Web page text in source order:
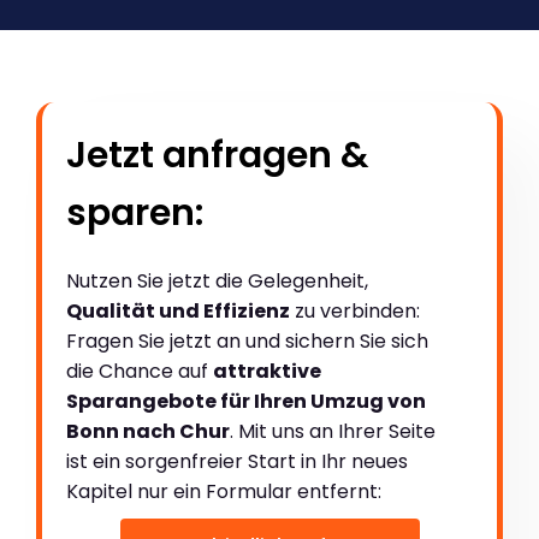
Jetzt anfragen &
sparen:
Nutzen Sie jetzt die Gelegenheit,
Qualität und Effizienz zu verbinden:
Fragen Sie jetzt an und sichern Sie sich
die Chance auf attraktive
Sparangebote für Ihren Umzug von
Bonn nach Chur. Mit uns an Ihrer Seite
ist ein sorgenfreier Start in Ihr neues
Kapitel nur ein Formular entfernt: